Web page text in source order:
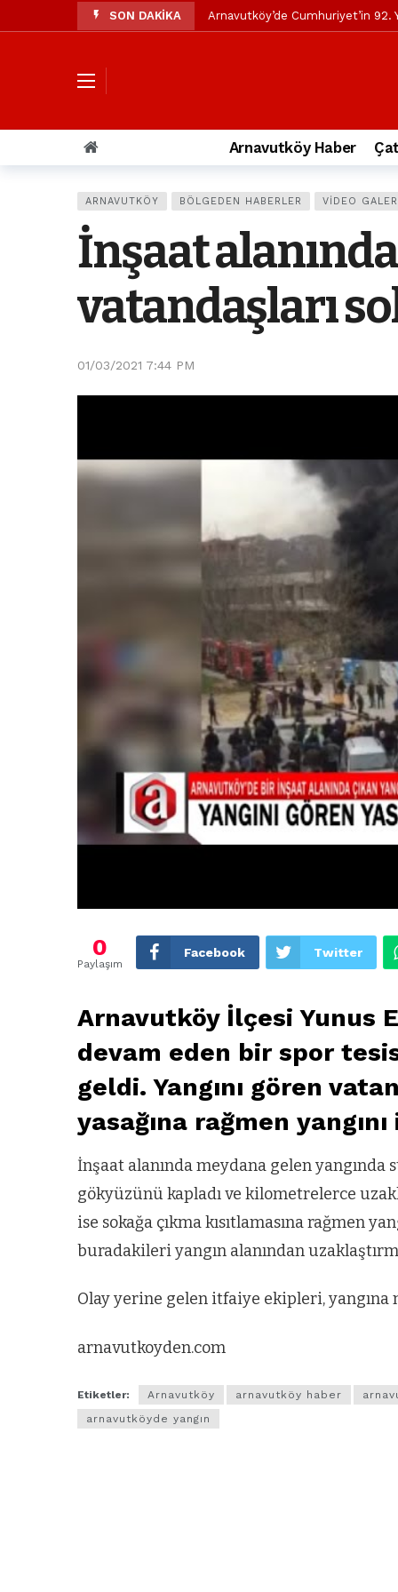
SON DAKİKA Arnavutköy’de Cumhuriyet’in 92.
Özgür Özel’den Arnavutköy
Arnavutköy’ün nüfusu 2024
Arnavutköy Taşoluk’ta seyir
Arnavutköy İmrahor Mahallesi
Toprak kaydı: 3 hafriyat
İstanbul Havalimanı yolundaki
Arnavutkoy Belediyesi’ne su
Arnavutköy Haber
ARNAVUTKÖY BÖLGEDEN HABERLER VIDEO
İnşaat
vatandaşları
01/03/2021 7:44 PM
0
Paylaşım
Facebook Twitter
Arnavutköy İlçesi Yunus
devam eden bir spor
geldi. Yangını gören
yasağına rağmen
İnşaat alanında meydana gelen
gökyüzünü kapladı ve kilometrelerce
ise sokağa çıkma kısıtlamasına rağmen
buradakileri yangın alanından
Olay yerine gelen itfaiye ekipleri,
arnavutkoyden.com
Etiketler: Arnavutköy arnavutköy haber
arnavutköyde yangın